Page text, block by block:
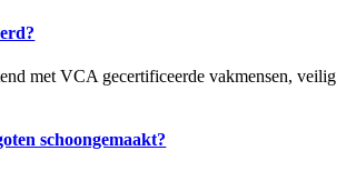
met VCA gecertificeerde vakmensen, veilig
schoongemaakt?